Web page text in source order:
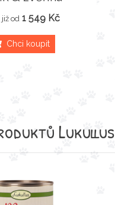
již od 1 549 Kč
Chci koupit
Lukullus